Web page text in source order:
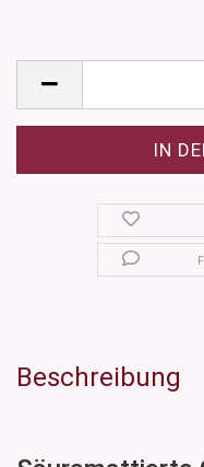
Beschreibung